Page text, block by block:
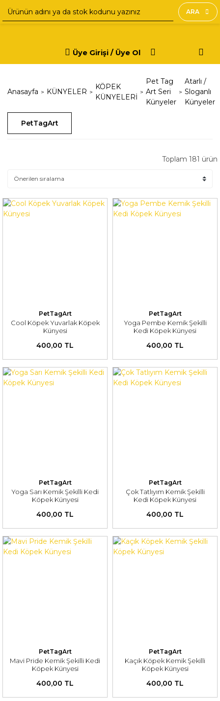
ARA
Üye Girişi / Üye Ol
Anasayfa KÜNYELER
KÖPEK
KÜNYELERİ
Pet Tag
Art Seri
Künyeler
Atarlı /
Sloganlı
Künyeler
PetTagArt
Toplam 181 ürün
PetTagArt
Cool Köpek Yuvarlak Köpek
Künyesi
400,00 TL
PetTagArt
Yoga Pembe Kemik Şekilli
Kedi Köpek Künyesi
400,00 TL
PetTagArt
Yoga Sarı Kemik Şekilli Kedi
Köpek Künyesi
400,00 TL
PetTagArt
Çok Tatlıyım Kemik Şekilli
Kedi Köpek Künyesi
400,00 TL
PetTagArt
Mavi Pride Kemik Şekilli Kedi
Köpek Künyesi
400,00 TL
PetTagArt
Kaçık Köpek Kemik Şekilli
Köpek Künyesi
400,00 TL